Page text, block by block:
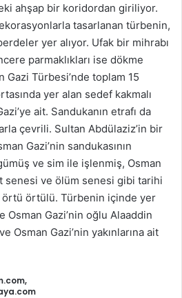
ahşap bir koridordan giriliyor.
tasarlanan türbenin,
yer alıyor. Ufak bir mihrabı
parmaklıkları ise dökme
Gazi Türbesi’nde toplam 15
yer alan sedef kakmalı
ait. Sandukanın etrafı da
çevrili. Sultan Abdülaziz’in bir
Gazi’nin sandukasının
ve sim ile işlenmiş, Osman
senesi ve ölüm senesi gibi tarihi
örtü örtülü. Türbenin içinde yer
Osman Gazi’nin oğlu Alaaddin
Osman Gazi’nin yakınlarına ait